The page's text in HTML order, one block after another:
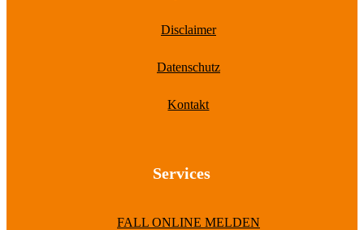
Disclaimer
Datenschutz
Kontakt
Services
FALL ONLINE MELDEN